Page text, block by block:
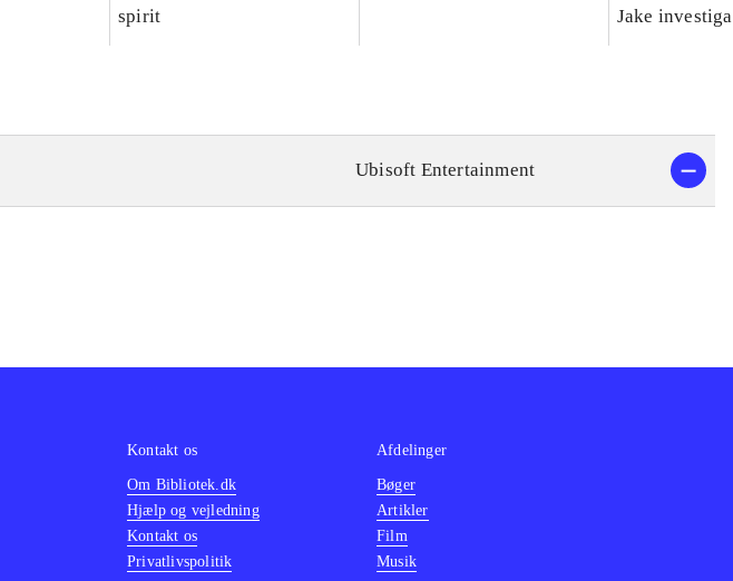
spirit
Jake
Ubisoft Entertainment
Kontakt os
Om Bibliotek.dk
Hjælp og vejledning
Kontakt os
Privatlivspolitik
Afdelinger
Bøger
Artikler
Film
Musik